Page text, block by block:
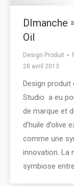
DImanche
Oil
Design Produit
28 avril 2013
Design produit
Studio a eu
de marque et
d’huile d’olive
comme une
innovation. La
symbiose